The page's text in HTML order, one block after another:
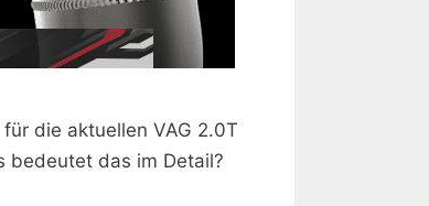
die aktuellen VAG 2.0T
bedeutet das im Detail?